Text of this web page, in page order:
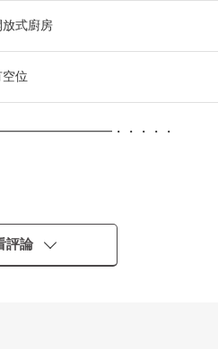
放式廚房
空位
・・・・・
評論